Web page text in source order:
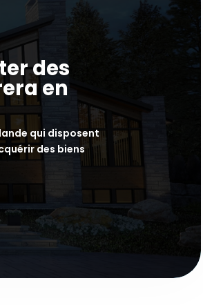
des
en
qui disposent
des biens